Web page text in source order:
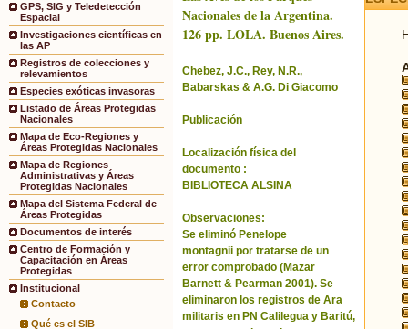
GPS, SIG y Teledetección
Espacial
Investigaciones científicas en
las AP
Registros de colecciones y
relevamientos
Especies exóticas invasoras
Listado de Áreas Protegidas
Nacionales
Mapa de Eco-Regiones y
Áreas Protegidas Nacionales
Mapa de Regiones
Administrativas y Áreas
Protegidas Nacionales
Mapa del Sistema Federal de
Áreas Protegidas
Documentos de interés
Centro de Formación y
Capacitación en Áreas
Protegidas
Institucional
Contacto
Qué es el SIB
Nacionales de la Argentina.
126 pp. LOLA. Buenos Aires.
Chebez, J.C., Rey, N.R.,
Babarskas & A.G. Di Giacomo
Publicación
Localización física del
documento :
BIBLIOTECA ALSINA
Observaciones:
Se eliminó Penelope
montagnii por tratarse de un
error comprobado (Mazar
Barnett & Pearman 2001). Se
eliminaron los registros de Ara
militaris en PN Calilegua y Baritú,